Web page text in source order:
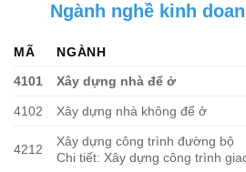
Ngành nghề kinh
MÃ
NGÀNH
4101
Xây dựng nhà để ở
4102 Xây dựng nhà không để ở
4212
Xây dựng công trình đường bộ
Chi tiết: Xây dựng công trình